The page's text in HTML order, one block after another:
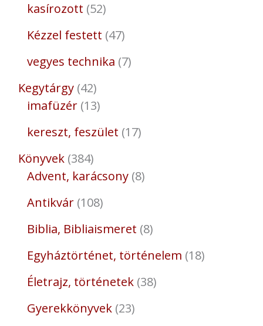
kasírozott 52
Kézzel festett 47
vegyes technika 7
Kegytárgy 42
imafüzér 13
kereszt, feszület 17
Könyvek 384
Advent, karácsony 8
Antikvár 108
Biblia, Bibliaismeret 8
Egyháztörténet, történelem 18
Életrajz, történetek 38
Gyerekkönyvek 23